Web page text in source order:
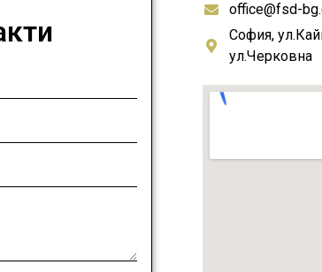
office@fsd-
София,
ул.Черковна